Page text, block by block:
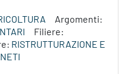
Argomenti:
Filiere:
RISTRUTTURAZIONE E